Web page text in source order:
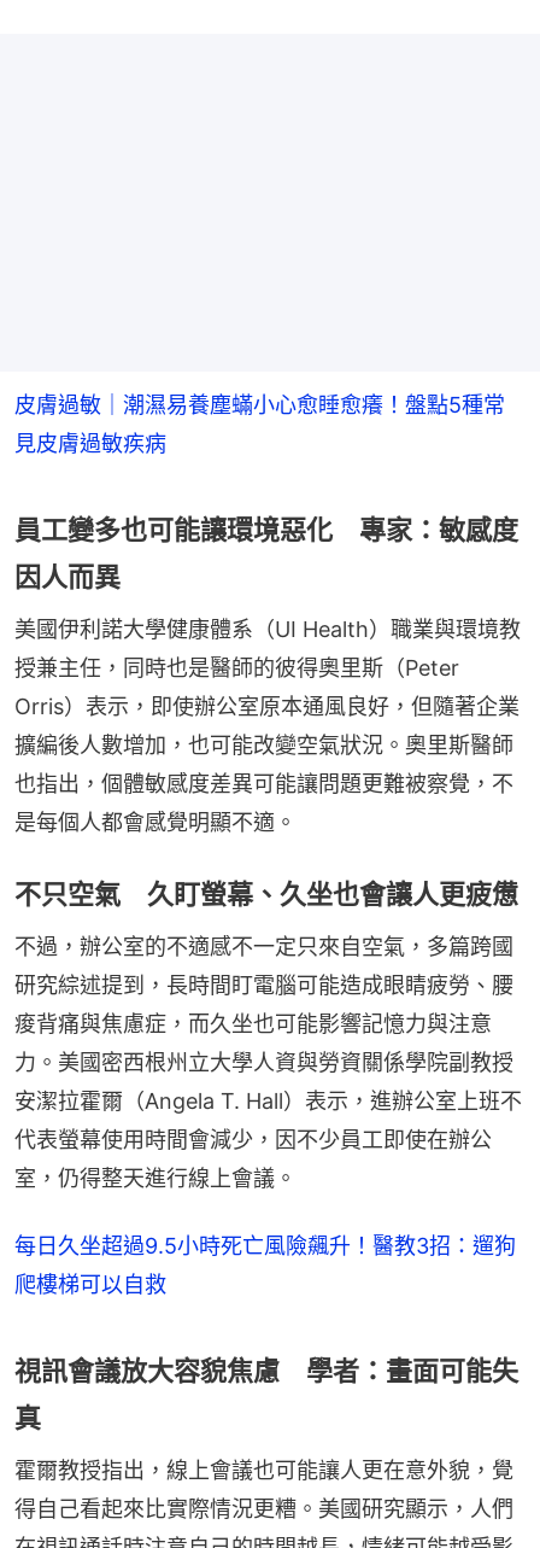
皮膚過敏｜潮濕易養塵蟎小心愈睡愈癢！盤點5種常
見皮膚過敏疾病
員工變多也可能讓環境惡化 專家：敏感度
因人而異
美國伊利諾大學健康體系（UI Health）職業與環境教
授兼主任，同時也是醫師的彼得奧里斯（Peter
Orris）表示，即使辦公室原本通風良好，但隨著企業
擴編後人數增加，也可能改變空氣狀況。奧里斯醫師
也指出，個體敏感度差異可能讓問題更難被察覺，不
是每個人都會感覺明顯不適。
不只空氣 久盯螢幕、久坐也會讓人更疲憊
不過，辦公室的不適感不一定只來自空氣，多篇跨國
研究綜述提到，長時間盯電腦可能造成眼睛疲勞、腰
痠背痛與焦慮症，而久坐也可能影響記憶力與注意
力。美國密西根州立大學人資與勞資關係學院副教授
安潔拉霍爾（Angela T. Hall）表示，進辦公室上班不
代表螢幕使用時間會減少，因不少員工即使在辦公
室，仍得整天進行線上會議。
每日久坐超過9.5小時死亡風險飆升！醫教3招：遛狗
爬樓梯可以自救
視訊會議放大容貌焦慮 學者：畫面可能失
真
霍爾教授指出，線上會議也可能讓人更在意外貌，覺
得自己看起來比實際情況更糟。美國研究顯示，人們